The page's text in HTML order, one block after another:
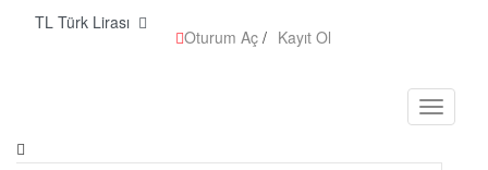
Oturum Aç / Kayıt Ol